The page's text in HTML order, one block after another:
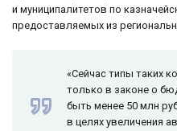
и муниципалитетов по
предоставляемых из
«Сейчас типы таких
только в законе о
быть менее 50 млн
в целях увеличения